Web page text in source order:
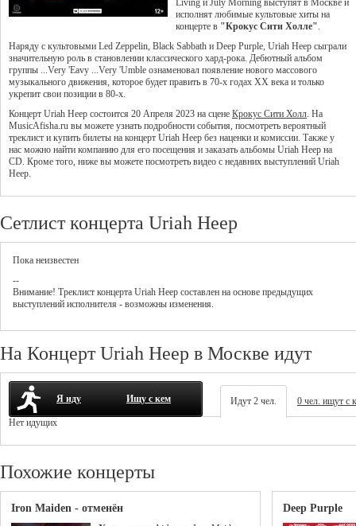
Living и July Morning выступят в Москве и
исполнят любимые культовые хиты на
концерте в "Крокус Сити Холле".
Наряду с культовыми Led Zeppelin, Black Sabbath и Deep Purple, Uriah Heep сыграли
значительную роль в становлении классического хард-рока. Дебютный альбом
группы ...Very 'Eavy ...Very 'Umble ознаменовал появление нового массового
музыкального движения, которое будет править в 70-х годах XX века и только
укрепит свои позиции в 80-х.
Концерт Uriah Heep состоится 20 Апреля 2023 на сцене Крокус Сити Холл. На
MusicAfisha.ru вы можете узнать подробности события, посмотреть вероятный
треклист и купить билеты на концерт Uriah Heep без наценки и комиссии. Также у
нас можно найти компанию для его посещения и заказать альбомы Uriah Heep на
CD. Кроме того, ниже вы можете посмотреть видео с недавних выступлений Uriah
Heep.
Сетлист концерта Uriah Heep
Пока неизвестен
--
Внимание! Треклист концерта Uriah Heep составлен на основе предыдущих
выступлений исполнителя - возможны изменения.
На Концерт Uriah Heep в Москве идут
Я иду Ищу с кем Идут 2 чел.
0 чел. ищут с
Нет идущих
Похожие концерты
Iron Maiden - отменён Deep Purple